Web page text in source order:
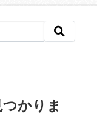
かりま